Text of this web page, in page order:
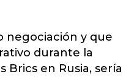
negociación y que
durante la
Brics en Rusia, sería